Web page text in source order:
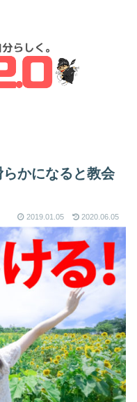
らかになると教会
2019.01.05 2020.06.05